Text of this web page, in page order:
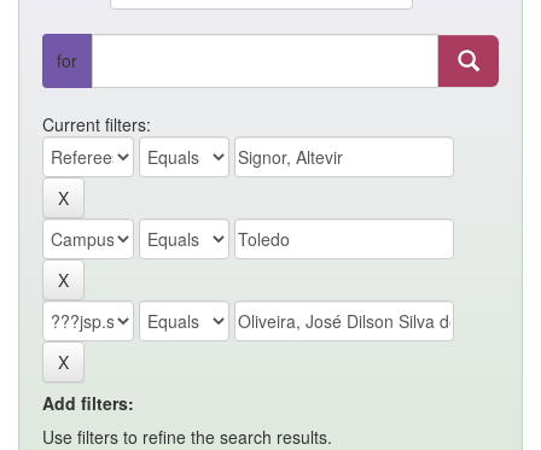
for
Current filters:
Add filters:
Use filters to refine the search results.